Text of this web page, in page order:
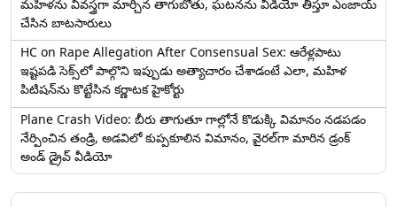
మహిళను వివస్త్రగా మార్చిన తాగుబోతు, ఘటనను వీడియో తీస్తూ ఎంజాయ్
చేసిన బాటసారులు
HC on Rape Allegation After Consensual Sex: ఆరేళ్లపాటు
ఇష్టపడి సెక్స్‌లో పాల్గొని ఇప్పుడు అత్యాచారం చేశాడంటే ఎలా, మహిళ
పిటిషన్‌ను కొట్టేసిన కర్ణాటక హైకోర్టు
Plane Crash Video: బీరు తాగుతూ గాల్లోనే కొడుక్కి విమానం నడపడం
నేర్పించిన తండ్రి, అడవిలో కుప్పకూలిన విమానం, వైరల్‌గా మారిన డ్రంక్‌
అండ్ డ్రైవ్ వీడియో